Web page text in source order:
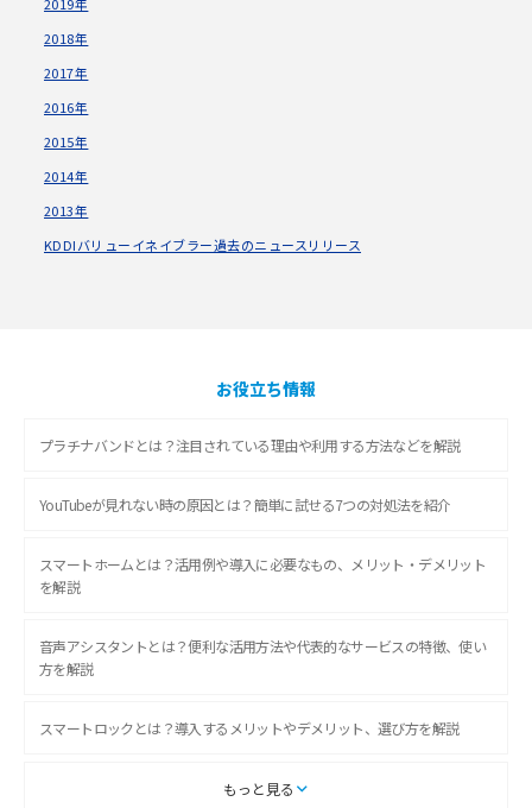
2018年
2017年
2016年
2015年
2014年
2013年
KDDIバリューイネイブラー過去のニュースリリース
お役立ち情報
プラチナバンドとは？注目されている理由や利用する方法などを解説
YouTubeが見れない時の原因とは？簡単に試せる7つの対処法を紹介
スマートホームとは？活用例や導入に必要なもの、メリット・デメリット
を解説
音声アシスタントとは？便利な活用方法や代表的なサービスの特徴、使い
方を解説
スマートロックとは？導入するメリットやデメリット、選び方を解説
スマートテレビとは？特徴や選び方、使い方をわかりやすく解説
もっと見る